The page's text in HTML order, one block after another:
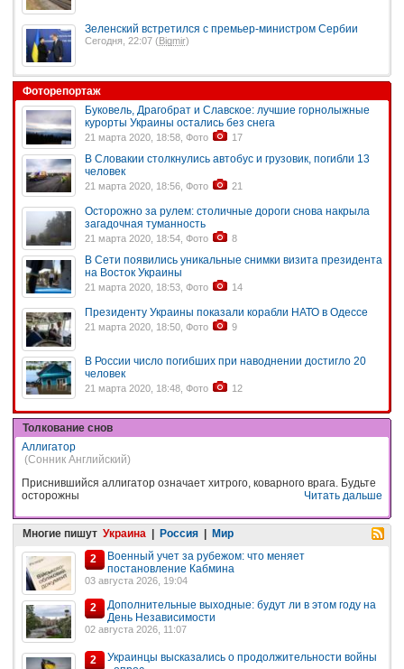
Зеленский встретился с премьер-министром Сербии
Сегодня, 22:07 (Bigmir)
Фоторепортаж
Буковель, Драгобрат и Славское: лучшие горнолыжные
курорты Украины остались без снега
21 марта 2020, 18:58, Фото 17
В Словакии столкнулись автобус и грузовик, погибли 13
человек
21 марта 2020, 18:56, Фото 21
Осторожно за рулем: столичные дороги снова накрыла
загадочная туманность
21 марта 2020, 18:54, Фото 8
В Сети появились уникальные снимки визита президента
на Восток Украины
21 марта 2020, 18:53, Фото 14
Президенту Украины показали корабли НАТО в Одессе
21 марта 2020, 18:50, Фото 9
В России число погибших при наводнении достигло 20
человек
21 марта 2020, 18:48, Фото 12
Толкование снов
Аллигатор
(Сонник Английский)
Приснившийся аллигатор означает хитрого, коварного врага. Будьте
осторожны
Читать дальше
Многие пишут Украина Россия
Мир
2
Военный учет за рубежом: что меняет
постановление Кабмина
03 августа 2026, 19:04
2
Дополнительные выходные: будут ли в этом году на
День Независимости
02 августа 2026, 11:07
2
Украинцы высказались о продолжительности войны